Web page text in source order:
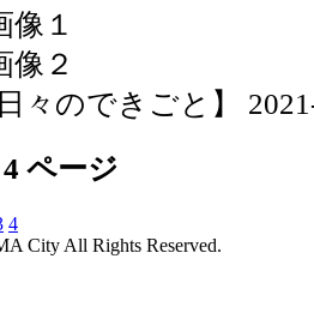
日々のできごと】
4 ページ
4
City All Rights Reserved.